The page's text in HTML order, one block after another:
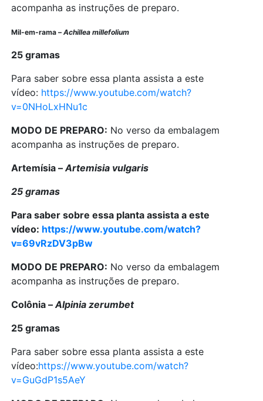
acompanha as instruções de preparo.
Mil-em-rama –Achillea millefolium
25 gramas
Para saber sobre essa planta assista a este
vídeo: https://www.youtube.com/watch?
v=0NHoLxHNu1c
MODO DE PREPARO: No verso da embalagem
acompanha as instruções de preparo.
Artemísia –Artemisia vulgaris
25 gramas
Para saber sobre essa planta assista a este
vídeo: https://www.youtube.com/watch?
v=69vRzDV3pBw
MODO DE PREPARO: No verso da embalagem
acompanha as instruções de preparo.
Colônia – Alpinia zerumbet
25 gramas
Para saber sobre essa planta assista a este
vídeo:https://www.youtube.com/watch?
v=GuGdP1s5AeY